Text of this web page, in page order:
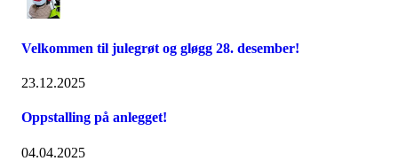
Velkommen til julegrøt og gløgg 28. desember!
23.12.2025
Oppstalling på anlegget!
04.04.2025